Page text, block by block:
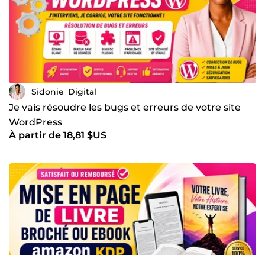
Sidonie_Digital
Je vais résoudre les bugs et erreurs de votre site
WordPress
À partir de 18,81 $US